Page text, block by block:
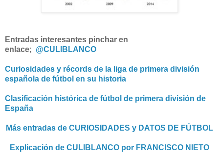
Entradas interesantes pinchar en
enlace; @CULIBLANCO
Curiosidades y récords de la liga de primera división
española de fútbol en su historia
Clasificación histórica de fútbol de primera división de
España
Más entradas de CURIOSIDADES y DATOS DE FÚTBOL
Explicación de CULIBLANCO por FRANCISCO NIETO